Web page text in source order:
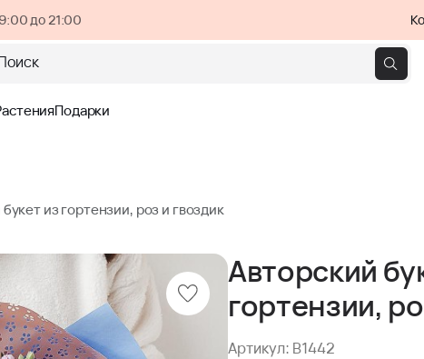
до 21:00
Подарки
из гортензии, роз и гвоздик
Авторский
гортензии,
Артикул: B1442